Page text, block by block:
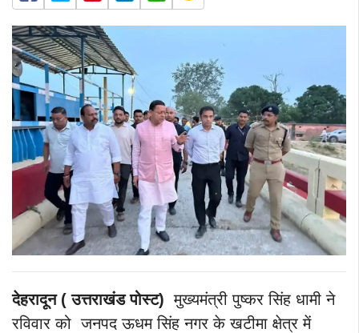
देहरादून ( उत्तराखंड पोस्ट) मुख्यमंत्री पुष्कर सिंह धामी ने
रविवार को जनपद ऊधम सिंह नगर के खटीमा क्षेत्र में